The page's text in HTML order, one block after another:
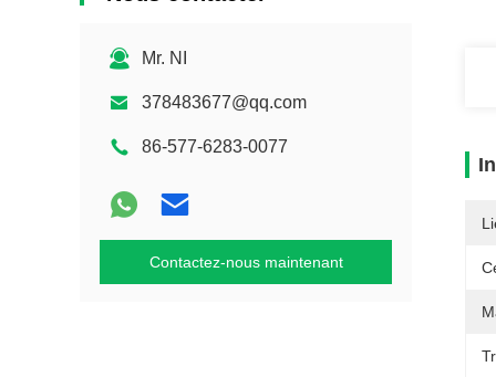
Mr. NI
378483677@qq.com
86-577-6283-0077
Contactez-nous maintenant